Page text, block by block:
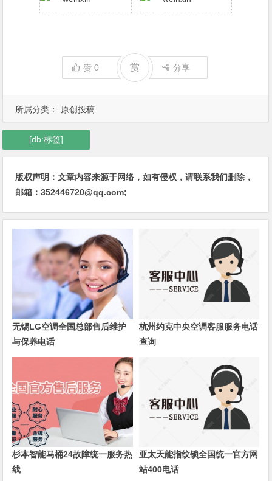
所属分类： 原创投稿
赞0 赏 分享
[db:标签]
版权声明：文章内容来源于网络，如有侵权，请联系我们删除，
邮箱：352446720@qq.com;
无锡LG空调全国总部售后维护
与保养电话
杭州约克中央空调客服服务电话
查询
杉本智能马桶24故障统一服务热
线
亚太天能指纹锁全国统一官方网
站400电话